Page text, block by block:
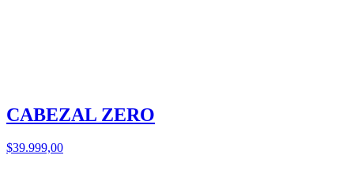
CABEZAL ZERO
$39.999,00